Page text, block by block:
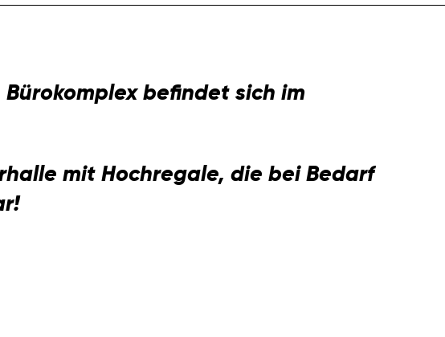
befindet sich im
mit Hochregale, die bei Bedarf